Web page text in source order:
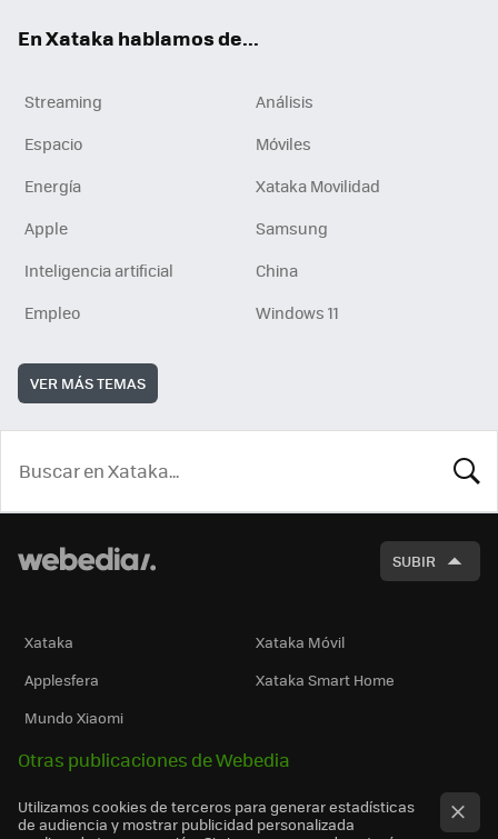
En Xataka hablamos de...
Streaming
Análisis
Espacio
Móviles
Energía
Xataka Movilidad
Apple
Samsung
Inteligencia artificial
China
Empleo
Windows 11
VER MÁS TEMAS
SUBIR
Xataka
Xataka Móvil
Applesfera
Xataka Smart Home
Mundo Xiaomi
Otras publicaciones de Webedia
Utilizamos cookies de terceros para generar estadísticas
de audiencia y mostrar publicidad personalizada